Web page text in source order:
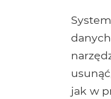
jak w